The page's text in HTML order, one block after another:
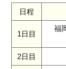
日程
1日目
福
2日目